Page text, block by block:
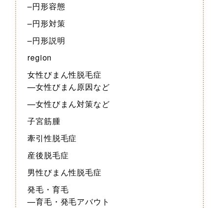
–円形容態
–円形対策
–円形説明
region
女性びまん性脱毛症
—女性びまん原因など
—女性びまん対策など
子宮筋腫
牽引性脱毛症
産後脱毛症
男性びまん性脱毛症
発毛・育毛
—育毛・発毛アバウト